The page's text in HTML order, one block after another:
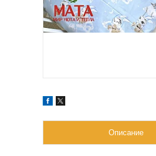
Описание